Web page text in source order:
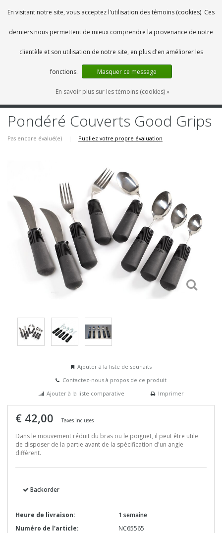
0 Articles
FR
Pondéré Couverts Good Grips
Pas encore évalué(e) | Publiez votre propre évaluation
Ajouter à la liste de souhaits
Contactez-nous à propos de ce produit
Ajouter à la liste comparative
Imprimer
€ 42,00 Taxes incluses
Dans le mouvement réduit du bras ou le poignet, il peut être utile
de disposer de la partie avant de la spécification d'un angle
différent.
Backorder
Heure de livraison:
1 semaine
Numéro de l'article:
NC65565
En visitant notre site, vous acceptez l'utilisation des témoins (cookies). Ces
derniers nous permettent de mieux comprendre la provenance de notre
clientèle et son utilisation de notre site, en plus d'en améliorer les
fonctions. Masquer ce message
En savoir plus sur les témoins (cookies) »